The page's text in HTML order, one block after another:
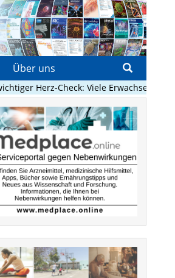
Über uns
Herz-Check: Viele Erwachsene mit